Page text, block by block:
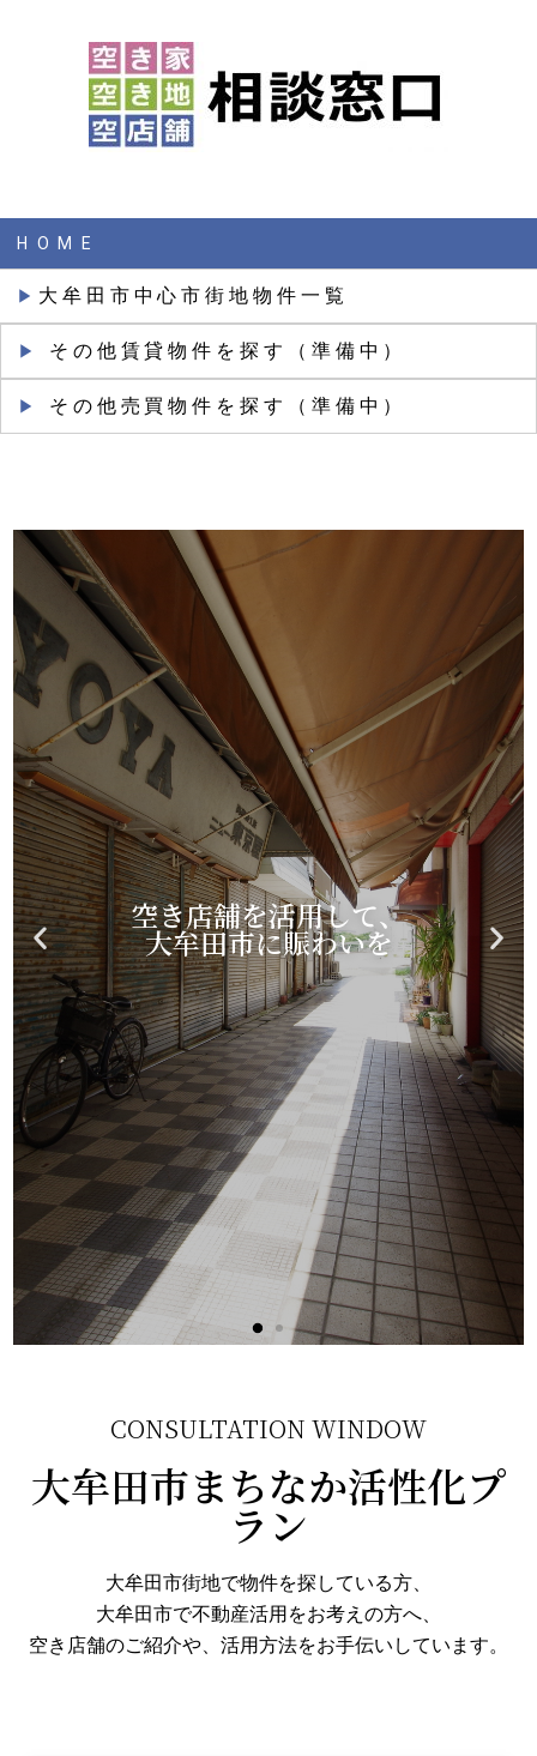
HOME
▶︎ 大牟田市中心市街地物件一覧
▶︎ その他賃貸物件を探す（準備中）
▶︎ その他売買物件を探す（準備中）
CONSULTATION WINDOW
大牟田市まちなか活性化プ
ラン
大牟田市街地で物件を探している方、
大牟田市で不動産活用をお考えの方へ、
空き店舗のご紹介や、活用方法をお手伝いしています。